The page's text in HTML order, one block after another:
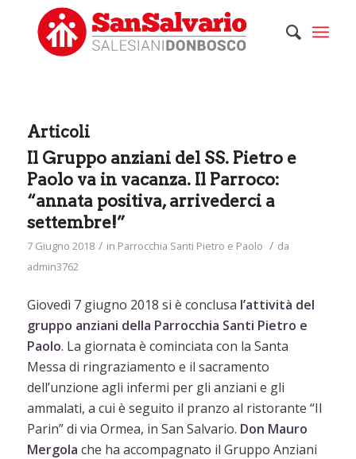
Articoli
Il Gruppo anziani del SS. Pietro e
Paolo va in vacanza. Il Parroco:
“annata positiva, arrivederci a
settembre!”
7 Giugno 2018 / in Parrocchia Santi Pietro e Paolo / da
admin3762
Giovedì 7 giugno 2018 si è conclusa l’attività del
gruppo anziani della Parrocchia Santi Pietro e
Paolo. La giornata è cominciata con la Santa
Messa di ringraziamento e il sacramento
dell’unzione agli infermi per gli anziani e gli
ammalati, a cui è seguito il pranzo al ristorante “Il
Parin” di via Ormea, in San Salvario. Don Mauro
Mergola che ha accompagnato il Gruppo Anziani